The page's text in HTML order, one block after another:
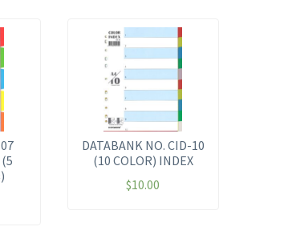
DATABANK NO. CID-10
(10 COLOR) INDEX
$10.00